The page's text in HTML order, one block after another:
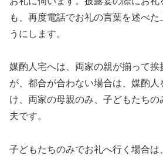
も、再度電話でお礼の言葉を述べた
うにします。
媒酌人宅へは、両家の親が揃って挨
が、都合が合わない場合は、媒酌
け、両家の母親のみ、子どもたち
夫です。
子どもたちのみでお礼へ行く場合は